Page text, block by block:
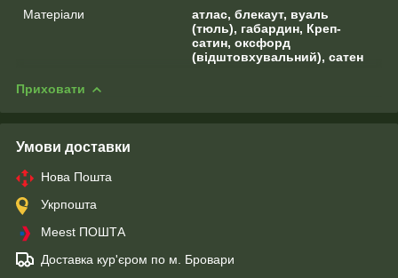
Матеріали
атлас, блекаут, вуаль
(тюль), габардин, Креп-
сатин, оксфорд
(відштовхувальний), сатен
Приховати
Умови доставки
Нова Пошта
Укрпошта
Meest ПОШТА
Доставка кур'єром по м. Бровари